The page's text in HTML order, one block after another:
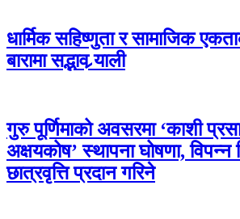
धार्मिक सहिष्णुता र सामाजिक
बारामा सद्भाव र्‍याली
गुरु पूर्णिमाको अवसरमा ‘काशी
अक्षयकोष’ स्थापना घोषणा, विपन्न
छात्रवृत्ति प्रदान गरिने